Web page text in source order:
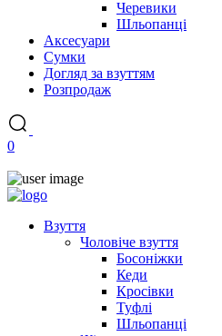
Черевики
Шльопанці
Аксесуари
Сумки
Догляд за взуттям
Розпродаж
0
Взуття
Чоловіче взуття
Босоніжки
Кеди
Кросівки
Туфлі
Шльопанці